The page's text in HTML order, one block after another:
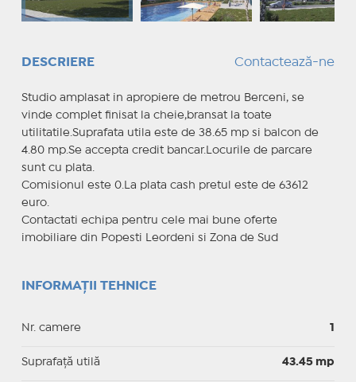
DESCRIERE Contactează-ne
Studio amplasat in apropiere de metrou Berceni, se
vinde complet finisat la cheie,bransat la toate
utilitatile.Suprafata utila este de 38.65 mp si balcon de
4.80 mp.Se accepta credit bancar.Locurile de parcare
sunt cu plata.
Comisionul este 0.La plata cash pretul este de 63612
euro.
Contactati echipa pentru cele mai bune oferte
imobiliare din Popesti Leordeni si Zona de Sud
INFORMAȚII TEHNICE
Nr. camere 1
Suprafaţă utilă 43.45 mp